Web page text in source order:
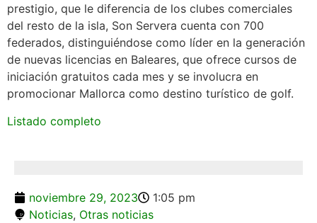
prestigio, que le diferencia de los clubes comerciales
del resto de la isla, Son Servera cuenta con 700
federados, distinguiéndose como líder en la generación
de nuevas licencias en Baleares, que ofrece cursos de
iniciación gratuitos cada mes y se involucra en
promocionar Mallorca como destino turístico de golf.
Listado completo
noviembre 29, 2023
1:05 pm
Noticias, Otras noticias